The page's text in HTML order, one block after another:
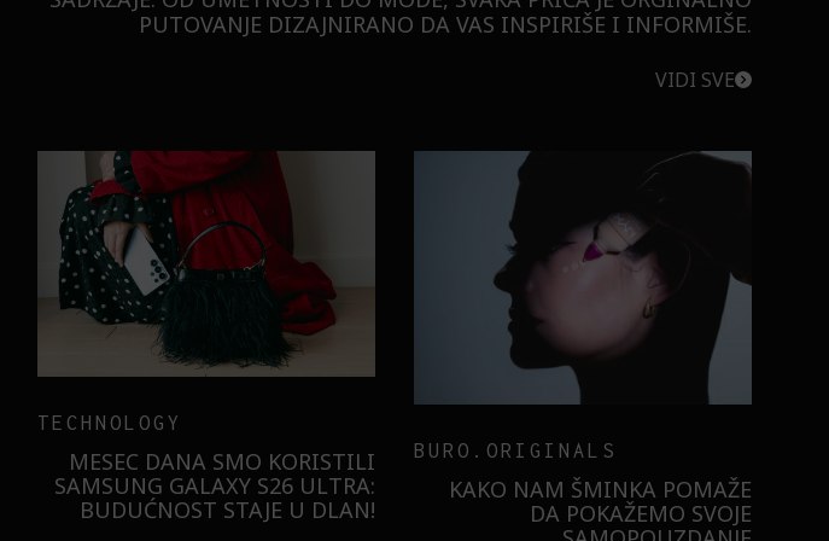
PUTOVANJE DIZAJNIRANO DA VAS INSPIRIŠE I INFORMIŠE.
VIDI SVE
TECHNOLOGY
MESEC DANA SMO KORISTILI
SAMSUNG GALAXY S26 ULTRA:
BUDUĆNOST STAJE U DLAN!
BURO.ORIGINALS
KAKO NAM ŠMINKA POMAŽE
DA POKAŽEMO SVOJE